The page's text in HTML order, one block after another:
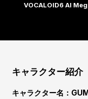
VOCALOID6 AI
キャラクター紹介
キャラクター名：